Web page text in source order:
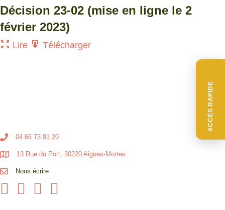
ACCÈS RAPIDE
Décision 23-02 (mise en ligne le 2
février 2023)
Lire Télécharger
04 66 73 91 20
13 Rue du Port, 30220 Aigues-Mortes
Nous écrire